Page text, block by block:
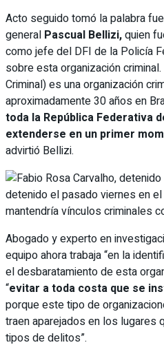
Acto seguido tomó la palabra
general Pascual Bellizi,quien
como jefe del DFI de la Policía
sobre esta organización
Criminal) es una organización
aproximadamente 30 años en
toda la República Federativa
extenderse en un primer
advirtió Bellizi.
detenido el pasado viernes en
mantendría vínculos criminales
Abogado y experto en
equipo ahora trabaja “en la
el desbaratamiento de esta
“evitar a toda costa que se
porque este tipo de
traen aparejados en los lugares
tipos de delitos”.